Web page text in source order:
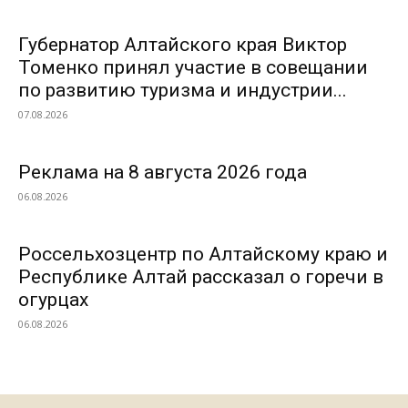
Губернатор Алтайского края Виктор
Томенко принял участие в совещании
по развитию туризма и индустрии...
07.08.2026
Реклама на 8 августа 2026 года
06.08.2026
Россельхозцентр по Алтайскому краю и
Республике Алтай рассказал о горечи в
огурцах
06.08.2026